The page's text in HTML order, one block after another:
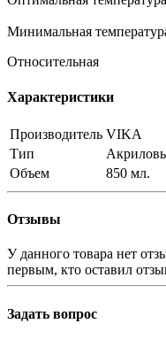
Минимальная
Относительная
Характеристики
Производитель VIKA
Тип
Объем
850 мл.
Отзывы
У данного товара нет
первым, кто оставил
Задать вопрос